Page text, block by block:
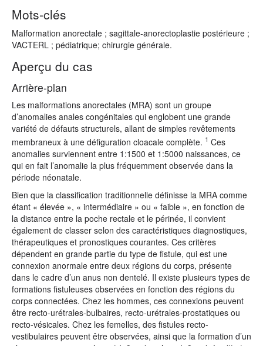
Mots-clés
Malformation anorectale ; sagittale-anorectoplastie postérieure ;
VACTERL ; pédiatrique; chirurgie générale.
Aperçu du cas
Arrière-plan
Les malformations anorectales (MRA) sont un groupe
d’anomalies anales congénitales qui englobent une grande
variété de défauts structurels, allant de simples revêtements
membraneux à une défiguration cloacale complète. 1 Ces
anomalies surviennent entre 1:1500 et 1:5000 naissances, ce
qui en fait l’anomalie la plus fréquemment observée dans la
période néonatale.
Bien que la classification traditionnelle définisse la MRA comme
étant « élevée », « intermédiaire » ou « faible », en fonction de
la distance entre la poche rectale et le périnée, il convient
également de classer selon des caractéristiques diagnostiques,
thérapeutiques et pronostiques courantes. Ces critères
dépendent en grande partie du type de fistule, qui est une
connexion anormale entre deux régions du corps, présente
dans le cadre d’un anus non dentelé. Il existe plusieurs types de
formations fistuleuses observées en fonction des régions du
corps connectées. Chez les hommes, ces connexions peuvent
être recto-urétrales-bulbaires, recto-urétrales-prostatiques ou
recto-vésicales. Chez les femelles, des fistules recto-
vestibulaires peuvent être observées, ainsi que la formation d’un